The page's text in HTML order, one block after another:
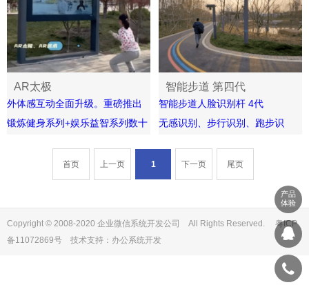
点如下
1.多媒体展示:电子阅报栏可以通
过大屏幕或LED显示屏等多种形
式进行多媒体信息展示，包括图
片、视频、文字等，以吸引人们
的注意力.2.实时更新:电子阅报栏
可以实现实时更新信息内容，以
确保信息的及时性和有效性
3.自动调度:电子阅报栏可以预先
调度并循环播放，方便管理和维
护。
4.与动交流:电子阅报栏可以加入
收和资源再利用。
智能分类垃圾箱的主要特点如下
1.自动感知: 智能分类垃圾箱内部
配备传感器和摄像头等设备，可
自动感知垃圾的种类和数量.
2.智能分类:通过人工智能算法和
深度学习技术，智能分类垃圾箱
可以对垃圾进行精确分类，包括
可回收物、厨余垃圾、有害垃圾
和其他垃圾等3.自动压缩:智能分
类垃圾箱内部还配备了压缩装
置，可以对垃圾进行自动压缩，
降低体积并提高填充率.
4.信息化管理:智能分类垃圾箱可
以通过互联网、移动应用等方式
AR太极
外体感互动全面升级。重磅推出
锻炼健身系列+娱乐益智系列数十
大屏，运用体感识别与手势识别
技术，实现人体四肢做相应动作
任何感应设备，轻松方便控制想
互动的内容游戏。
智能步道 第四代
智能步道人脸识别杆 4代
无感识别、步行识别、跑步识
用户隐私保护
首页 上一页 1 下一页 尾页
Copyright © 2008-2020 企业微信系统开发公司 All Rights Reserved. 粤ICP
备11072869号 技术支持： 办公系统开发
产品
体验